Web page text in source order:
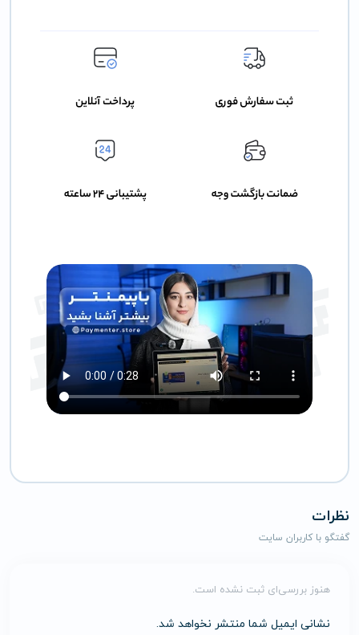
نظرات
گفتگو با کاربران سایت
هنوز بررسی‌ای ثبت نشده است.
نشانی ایمیل شما منتشر نخواهد شد.